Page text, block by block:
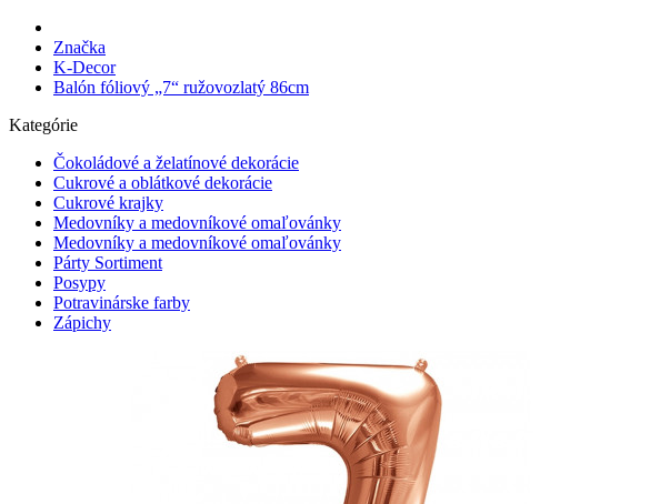
Značka
K-Decor
Balón fóliový „7“ ružovozlatý 86cm
Kategórie
Čokoládové a želatínové dekorácie
Cukrové a oblátkové dekorácie
Cukrové krajky
Medovníky a medovníkové omaľovánky
Medovníky a medovníkové omaľovánky
Párty Sortiment
Posypy
Potravinárske farby
Zápichy